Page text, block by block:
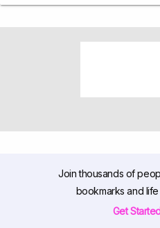
Join thousands of
bookmarks and
Get